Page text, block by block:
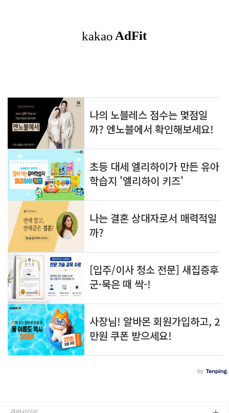
〒150-0042 도쿄도 시부야구 우다가와초 15-1 시부야 PARCO
1F03-5422-3925영업시간：11:00～21:00 HUMAN MADE